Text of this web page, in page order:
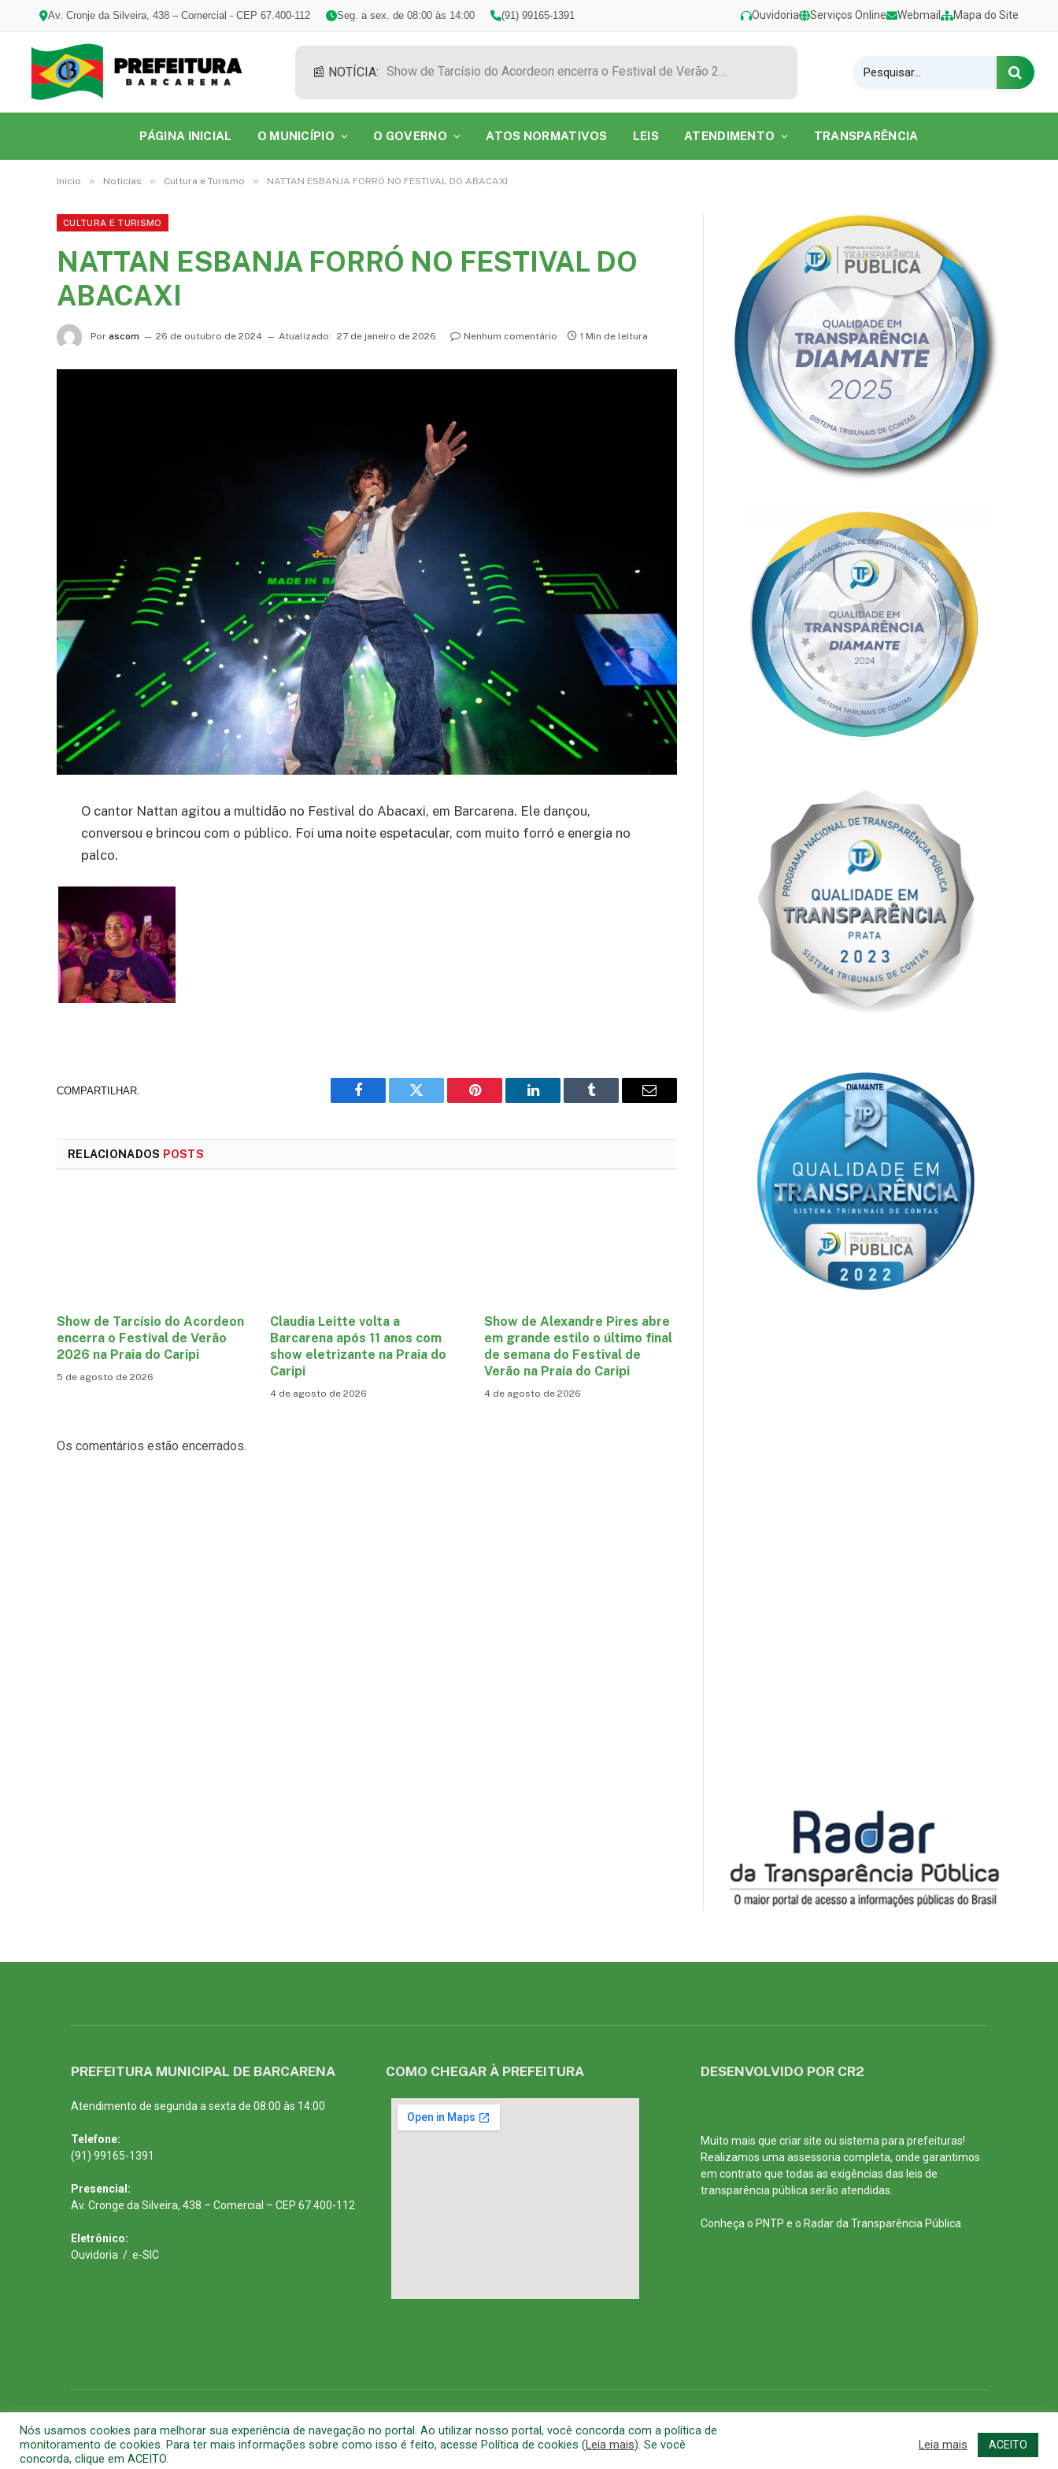
Av. Cronje da Silveira, 438 – Comercial - CEP 67.400-112 Seg. a sex. de 08:00 às 14:00 (91) 99165-1391 Ouvidoria Serviços Online Webmail Mapa do Site
📰 NOTÍCIA: Show de Tarcísio do Acordeon encerra o Festival de Verão 2026 na Praia do Caripi
PÁGINA INICIAL O MUNICÍPIO O GOVERNO ATOS NORMATIVOS LEIS ATENDIMENTO TRANSPARÊNCIA
Início » Notícias » Cultura e Turismo » NATTAN ESBANJA FORRÓ NO FESTIVAL DO ABACAXI
CULTURA E TURISMO
NATTAN ESBANJA FORRÓ NO FESTIVAL DO
ABACAXI
Por ascom 26 de outubro de 2024 Atualizado: 27 de janeiro de 2026 Nenhum comentário 1 Min de leitura
O cantor Nattan agitou a multidão no Festival do Abacaxi, em Barcarena. Ele dançou,
conversou e brincou com o público. Foi uma noite espetacular, com muito forró e energia no
palco.
COMPARTILHAR.
Facebook Twitter Pinterest LinkedIn Tumblr
E-
RELACIONADOS POSTS
Show de Tarcísio do Acordeon
encerra o Festival de Verão
2026 na Praia do Caripi
5 de agosto de 2026
Claudia Leitte volta a
Barcarena após 11 anos com
show eletrizante na Praia do
Caripi
4 de agosto de 2026
Show de Alexandre Pires abre
em grande estilo o último final
de semana do Festival de
Verão na Praia do Caripi
4 de agosto de 2026
Os comentários estão encerrados.
PREFEITURA MUNICIPAL DE BARCARENA
Atendimento de segunda a sexta de 08:00 às 14:00
Telefone:
(91) 99165-1391
Presencial:
Av. Cronge da Silveira, 438 – Comercial – CEP 67.400-112
Eletrônico:
Ouvidoria / e-SIC
COMO CHEGAR À PREFEITURA DESENVOLVIDO POR CR2
Muito mais que criar site ou sistema para prefeituras!
Realizamos uma assessoria completa, onde garantimos
em contrato que todas as exigências das leis de
transparência pública serão atendidas.
Conheça o PNTP e o Radar da Transparência Pública
Nós usamos cookies para melhorar sua experiência de navegação no portal. Ao utilizar nosso portal, você concorda com a política de
monitoramento de cookies. Para ter mais informações sobre como isso é feito, acesse Política de cookies (Leia mais). Se você
concorda, clique em ACEITO.
Leia mais ACEITO